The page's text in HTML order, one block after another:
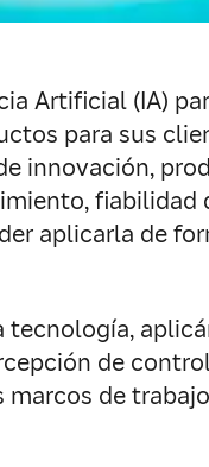
Artificial (IA)
para sus
innovación,
aplicarla de
de
de